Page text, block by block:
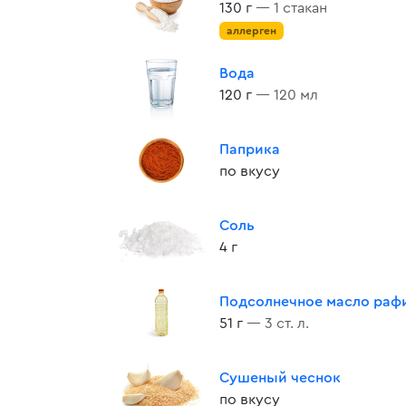
130 г — 1 стакан
аллерген
Вода
120 г — 120 мл
Паприка
по вкусу
Соль
4 г
Подсолнечное масло
51 г — 3 ст. л.
Сушеный чеснок
по вкусу